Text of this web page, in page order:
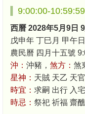
9:00:00-
西曆 2028年5月9日
戊申年 丁巳月 甲午
農民曆 四月十五號
沖： 沖豬， 煞方： 煞
星神： 天賊 天乙 天
時宜： 求嗣 出行 入
時忌： 祭祀 祈福 齋